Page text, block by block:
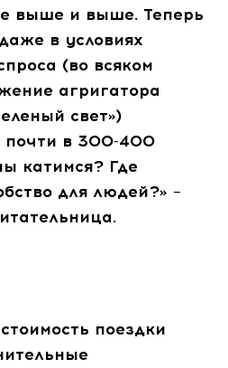
выше и выше. Теперь
в условиях
(во всяком
агригатора
свет»)
почти в 300-400
катимся? Где
для людей?» –
поездки